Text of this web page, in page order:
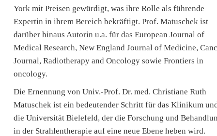
York mit Preisen gewürdigt, was ihre Rolle als führende
Expertin in ihrem Bereich bekräftigt. Prof. Matuschek ist
darüber hinaus Autorin u.a. für das European Journal of
Medical Research, New England Journal of Medicine,
Journal, Radiotherapy and Oncology sowie Frontiers in
oncology.
Die Ernennung von Univ.-Prof. Dr. med. Christiane Ruth
Matuschek ist ein bedeutender Schritt für das Klinikum
die Universität Bielefeld, der die Forschung und
in der Strahlentherapie auf eine neue Ebene heben wird.